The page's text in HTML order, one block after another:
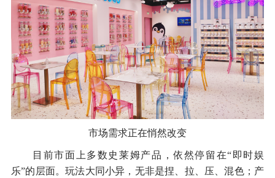
市场需求正在悄然改变
目前市面上多数史莱姆产品，依然停留在“即时娱
乐”的层面。玩法大同小异，无非是捏、拉、压、混色；产